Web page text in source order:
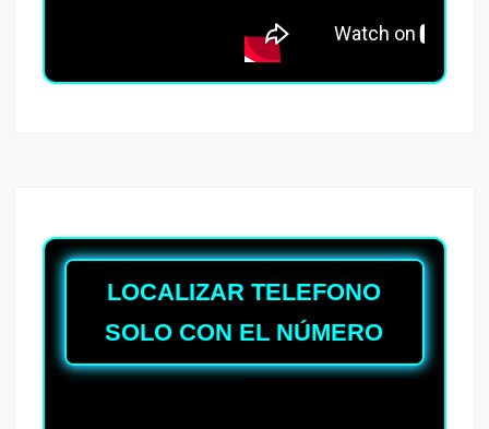
LOCALIZAR TELEFONO
SOLO CON EL NÚMERO